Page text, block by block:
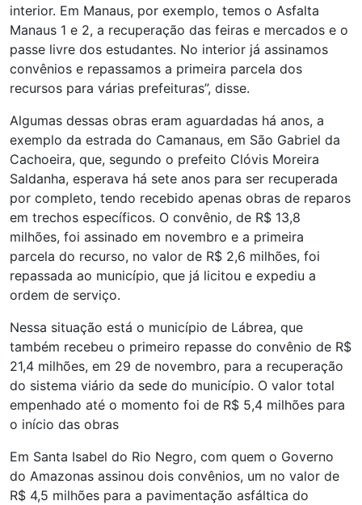
interior. Em Manaus, por exemplo, temos o Asfalta
Manaus 1 e 2, a recuperação das feiras e mercados e o
passe livre dos estudantes. No interior já assinamos
convênios e repassamos a primeira parcela dos
recursos para várias prefeituras”, disse.
Algumas dessas obras eram aguardadas há anos, a
exemplo da estrada do Camanaus, em São Gabriel da
Cachoeira, que, segundo o prefeito Clóvis Moreira
Saldanha, esperava há sete anos para ser recuperada
por completo, tendo recebido apenas obras de reparos
em trechos específicos. O convênio, de R$ 13,8
milhões, foi assinado em novembro e a primeira
parcela do recurso, no valor de R$ 2,6 milhões, foi
repassada ao município, que já licitou e expediu a
ordem de serviço.
Nessa situação está o município de Lábrea, que
também recebeu o primeiro repasse do convênio de R$
21,4 milhões, em 29 de novembro, para a recuperação
do sistema viário da sede do município. O valor total
empenhado até o momento foi de R$ 5,4 milhões para
o início das obras
Em Santa Isabel do Rio Negro, com quem o Governo
do Amazonas assinou dois convênios, um no valor de
R$ 4,5 milhões para a pavimentação asfáltica do